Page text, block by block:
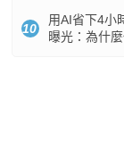
10
用AI省下4小
曝光：為什